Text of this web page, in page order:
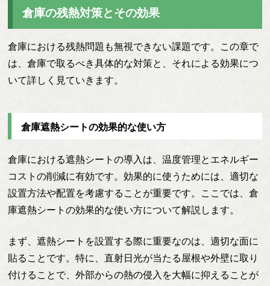
倉庫の残熱対策とその効果
倉庫における残熱問題も無視できない課題です。この章で
は、倉庫で取るべき具体的な対策と、それによる効果につ
いて詳しく見ていきます。
倉庫遮熱シートの効果的な使い方
倉庫における遮熱シートの導入は、温度管理とエネルギー
コストの削減に有効です。効果的に使うためには、適切な
設置方法や配置を考慮することが重要です。ここでは、倉
庫遮熱シートの効果的な使い方について解説します。
まず、遮熱シートを設置する際に重要なのは、適切な面に
貼ることです。特に、直射日光が当たる屋根や外壁に取り
付けることで、外部からの熱の侵入を大幅に抑えることが